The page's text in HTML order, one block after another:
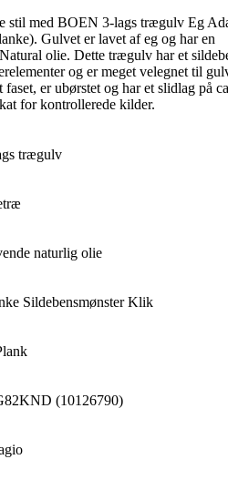
stil med BOEN 3-lags trægulv Eg
Gulvet er lavet af eg og har en
olie. Dette trægulv har et
og er meget velegnet til
er ubørstet og har et slidlag på
for kontrollerede kilder.
trægulv
naturlig olie
Sildebensmønster Klik
(10126790)